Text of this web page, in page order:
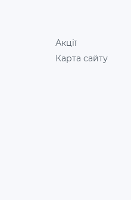
Акції
Карта сайту